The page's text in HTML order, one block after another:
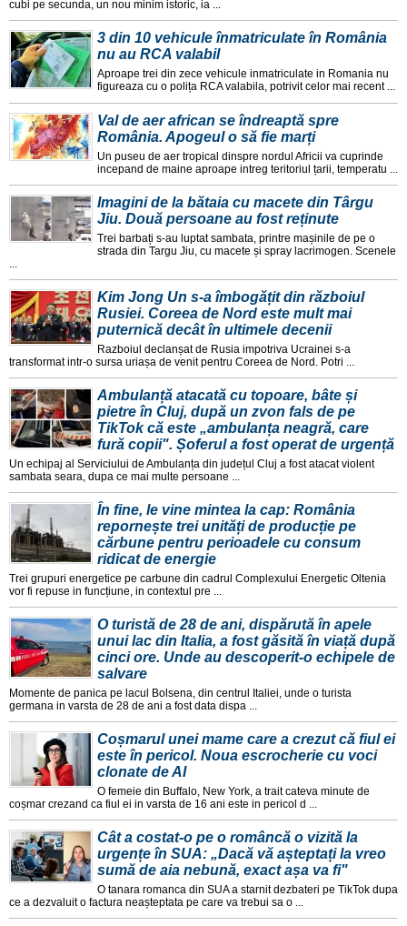
cubi pe secunda, un nou minim istoric, ia ...
3 din 10 vehicule înmatriculate în România
nu au RCA valabil
Aproape trei din zece vehicule inmatriculate in Romania nu
figureaza cu o polița RCA valabila, potrivit celor mai recent ...
Val de aer african se îndreaptă spre
România. Apogeul o să fie marți
Un puseu de aer tropical dinspre nordul Africii va cuprinde
incepand de maine aproape intreg teritoriul țarii, temperatu ...
Imagini de la bătaia cu macete din Târgu
Jiu. Două persoane au fost reținute
Trei barbați s-au luptat sambata, printre mașinile de pe o
strada din Targu Jiu, cu macete și spray lacrimogen. Scenele
...
Kim Jong Un s-a îmbogățit din războiul
Rusiei. Coreea de Nord este mult mai
puternică decât în ultimele decenii
Razboiul declanșat de Rusia impotriva Ucrainei s-a
transformat intr-o sursa uriașa de venit pentru Coreea de Nord. Potri ...
Ambulanță atacată cu topoare, bâte și
pietre în Cluj, după un zvon fals de pe
TikTok că este „ambulanța neagră, care
fură copii". Șoferul a fost operat de urgență
Un echipaj al Serviciului de Ambulanța din județul Cluj a fost atacat violent
sambata seara, dupa ce mai multe persoane ...
În fine, le vine mintea la cap: România
repornește trei unități de producție pe
cărbune pentru perioadele cu consum
ridicat de energie
Trei grupuri energetice pe carbune din cadrul Complexului Energetic Oltenia
vor fi repuse in funcțiune, in contextul pre ...
O turistă de 28 de ani, dispărută în apele
unui lac din Italia, a fost găsită în viață după
cinci ore. Unde au descoperit-o echipele de
salvare
Momente de panica pe lacul Bolsena, din centrul Italiei, unde o turista
germana in varsta de 28 de ani a fost data dispa ...
Coșmarul unei mame care a crezut că fiul ei
este în pericol. Noua escrocherie cu voci
clonate de AI
O femeie din Buffalo, New York, a trait cateva minute de
coșmar crezand ca fiul ei in varsta de 16 ani este in pericol d ...
Cât a costat-o pe o româncă o vizită la
urgențe în SUA: „Dacă vă așteptați la vreo
sumă de aia nebună, exact așa va fi"
O tanara romanca din SUA a starnit dezbateri pe TikTok dupa
ce a dezvaluit o factura neașteptata pe care va trebui sa o ...